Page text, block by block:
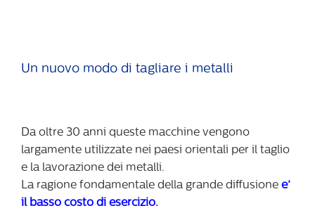
Un nuovo modo di tagliare i metalli
Da oltre 30 anni queste macchine vengono
largamente utilizzate nei paesi orientali per il taglio
e la lavorazione dei metalli.
La ragione fondamentale della grande diffusione e’
il basso costo di esercizio.